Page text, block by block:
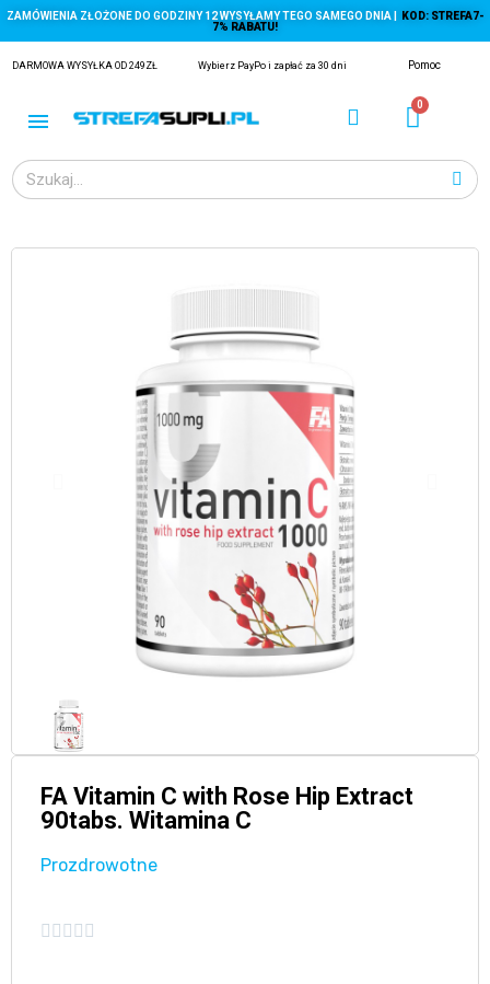
ZAMÓWIENIA ZŁOŻONE DO GODZINY 12 WYSYŁAMY TEGO SAMEGO DNIA |
KOD: STREFA7-
7% RABATU!
DARMOWA WYSYŁKA OD 249ZŁ Wybierz PayPo i zapłać za 30 dni Pomoc
FA Vitamin C with Rose Hip Extract
90tabs. Witamina C
Prozdrowotne
    